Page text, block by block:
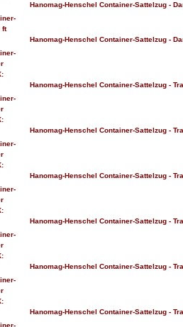
Hanomag-Henschel Container-Sattelzug -
Hanomag-Henschel Container-Sattelzug -
Hanomag-Henschel Container-Sattelzug -
Hanomag-Henschel Container-Sattelzug -
Hanomag-Henschel Container-Sattelzug -
Hanomag-Henschel Container-Sattelzug -
Hanomag-Henschel Container-Sattelzug -
Hanomag-Henschel Container-Sattelzug -